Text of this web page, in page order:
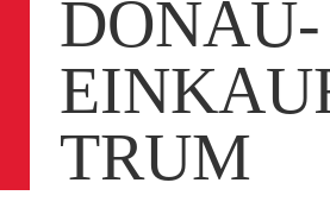
DONAU-
TRUM